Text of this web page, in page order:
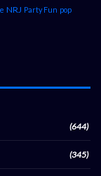
NRJ Party Fun pop
(644)
(345)